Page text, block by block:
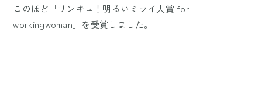
このほど「サンキュ！明るいミライ大賞 for
workingwoman」を受賞しました。